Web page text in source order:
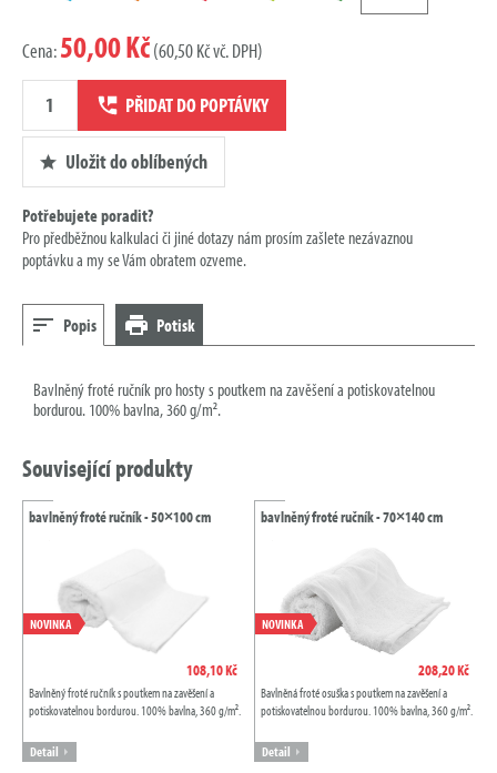
Cena:50,00 Kč(60,50 Kč vč. DPH)
Množství
poptávky
PŘIDAT DO POPTÁVKY
Uložit do oblíbených
Potřebujete poradit?
Pro předběžnou kalkulaci či jiné dotazy nám prosím zašlete nezávaznou
poptávku a my se Vám obratem ozveme.
Popis Potisk
Bavlněný froté ručník pro hosty s poutkem na zavěšení a potiskovatelnou
bordurou. 100% bavlna, 360 g/m².
Související produkty
bavlněný froté ručník - 50×100 cm
NOVINKA
108,10 Kč
Bavlněný froté ručník s poutkem na zavěšení a
potiskovatelnou bordurou. 100% bavlna, 360 g/m².
Detail
bavlněný froté ručník - 70×140 cm
NOVINKA
208,20 Kč
Bavlněná froté osuška s poutkem na zavěšení a
potiskovatelnou bordurou. 100% bavlna, 360 g/m².
Detail